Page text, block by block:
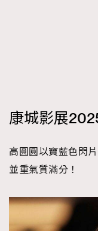
康城影展
高圓圓以寶藍色閃
並重氣質滿分！